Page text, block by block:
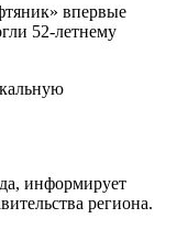
впервые
52-летнему
информирует
региона.